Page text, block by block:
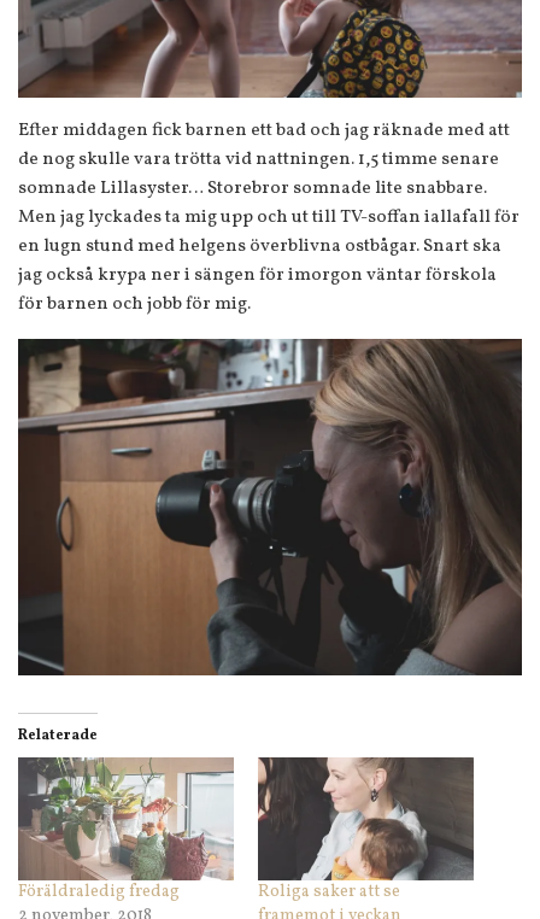
Efter middagen fick barnen ett bad och jag räknade med att
de nog skulle vara trötta vid nattningen. 1,5 timme senare
somnade Lillasyster… Storebror somnade lite snabbare.
Men jag lyckades ta mig upp och ut till TV-soffan iallafall för
en lugn stund med helgens överblivna ostbågar. Snart ska
jag också krypa ner i sängen för imorgon väntar förskola
för barnen och jobb för mig.
Relaterade
Föräldraledig fredag
Roliga saker att se